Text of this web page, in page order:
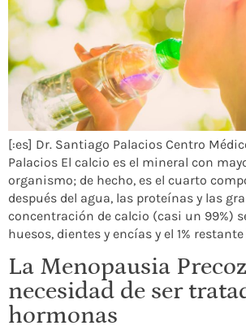
[:es] Dr. Santiago Palacios Centro
Palacios El calcio es el mineral con
organismo; de hecho, es el cuarto
después del agua, las proteínas y las
concentración de calcio (casi un 99%)
huesos, dientes y encías y el 1% restante
La Menopausia
necesidad de ser
hormonas